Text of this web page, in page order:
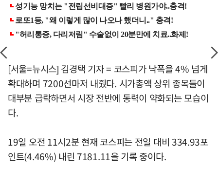
[서울=뉴시스] 김경택 기자 = 코스피가 낙폭을 4% 넘게
확대하며 7200선마저 내줬다. 시가총액 상위 종목들이
대부분 급락하면서 시장 전반에 동력이 약화되는 모습이
다.
19일 오전 11시2분 현재 코스피는 전일 대비 334.93포
인트(4.46%) 내린 7181.11을 기록 중이다.